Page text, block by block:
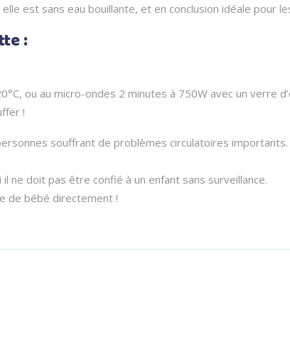
elle est sans eau bouillante, et en conclusion idéale pour
:
ou au micro-ondes 2 minutes à 750W avec un verre
!
souffrant de problèmes circulatoires
ne doit pas être confié à un enfant sans surveillance.
de bébé directement !